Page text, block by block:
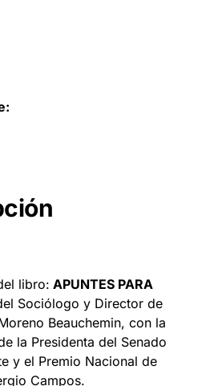
libro: APUNTES PARA
Sociólogo y Director de
Beauchemin, con la
la Presidenta del Senado
y el Premio Nacional de
Campos.